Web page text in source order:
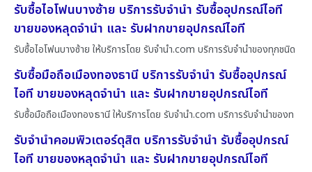
รับซื้อไอโฟนบางซ้าย บริการรับจำนำ รับซื้ออุปกรณ์ไอที
ขายของหลุดจำนำ และ รับฝากขายอุปกรณ์ไอที
รับซื้อไอโฟนบางซ้าย ให้บริการโดย รับจํานํา.com บริการรับจำนำของทุกชนิด
รับซื้อมือถือเมืองทองธานี บริการรับจำนำ รับซื้ออุปกรณ์
ไอที ขายของหลุดจำนำ และ รับฝากขายอุปกรณ์ไอที
รับซื้อมือถือเมืองทองธานี ให้บริการโดย รับจํานํา.com บริการรับจำนำของท
รับจำนำคอมพิวเตอร์ดุสิต บริการรับจำนำ รับซื้ออุปกรณ์
ไอที ขายของหลุดจำนำ และ รับฝากขายอุปกรณ์ไอที